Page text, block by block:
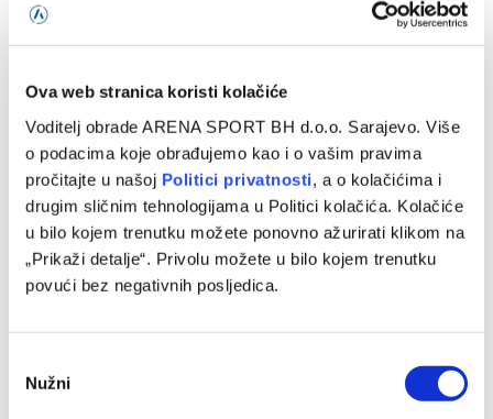
Ova web stranica koristi kolačiće
Voditelj obrade ARENA SPORT BH d.o.o. Sarajevo. Više
o podacima koje obrađujemo kao i o vašim pravima
pročitajte u našoj Politici privatnosti, a o kolačićima i
drugim sličnim tehnologijama u Politici kolačića. Kolačiće
u bilo kojem trenutku možete ponovno ažurirati klikom na
„Prikaži detalje“. Privolu možete u bilo kojem trenutku
povući bez negativnih posljedica.
Selection
Nužni
Facebook WhatsApp
Email Copy
Link
PRETHODNI ČLANAK
Disciplinska komisija UEFA
pokrenula je postupak protiv
Fudbalskog saveza Srbije
SLJEDEĆI ČLANAK
Platili po milion eura: Zvezda
i Partizan će igrati Euroligu i
naredne sezone
SLIČNE OBJAVE